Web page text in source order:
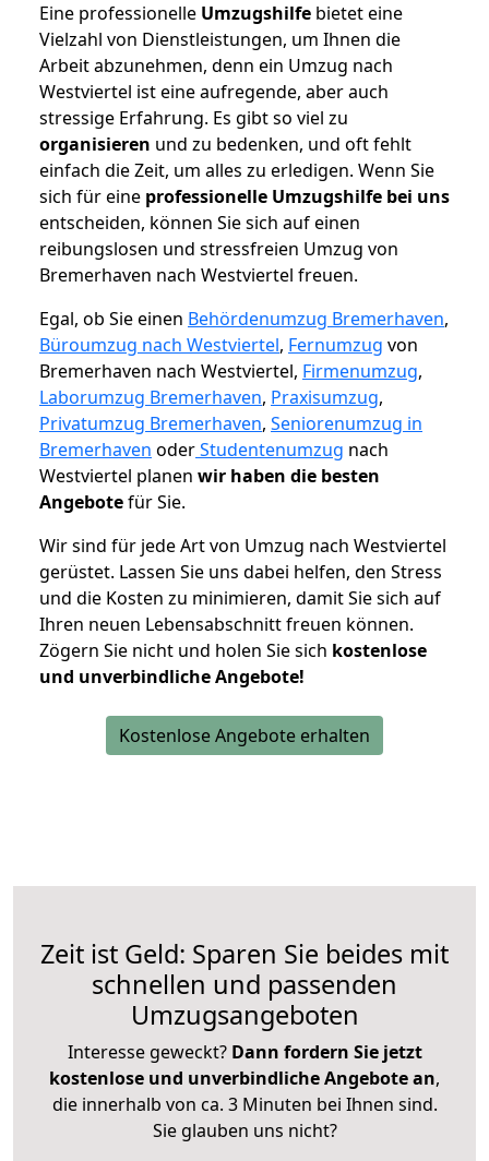
Eine professionelle Umzugshilfe bietet eine
Vielzahl von Dienstleistungen, um Ihnen die
Arbeit abzunehmen, denn ein Umzug nach
Westviertel ist eine aufregende, aber auch
stressige Erfahrung. Es gibt so viel zu
organisieren und zu bedenken, und oft fehlt
einfach die Zeit, um alles zu erledigen. Wenn Sie
sich für eine professionelle Umzugshilfe bei uns
entscheiden, können Sie sich auf einen
reibungslosen und stressfreien Umzug von
Bremerhaven nach Westviertel freuen.
Egal, ob Sie einen Behördenumzug Bremerhaven,
Büroumzug nach Westviertel, Fernumzug von
Bremerhaven nach Westviertel, Firmenumzug,
Laborumzug Bremerhaven, Praxisumzug,
Privatumzug Bremerhaven, Seniorenumzug in
Bremerhaven oderStudentenumzug nach
Westviertel planen wir haben die besten
Angebotefür Sie.
Wir sind für jede Art von Umzug nach Westviertel
gerüstet. Lassen Sie uns dabei helfen, den Stress
und die Kosten zu minimieren, damit Sie sich auf
Ihren neuen Lebensabschnitt freuen können.
Zögern Sie nicht und holen Sie sich kostenlose
und unverbindliche Angebote!
Kostenlose Angebote erhalten
Zeit ist Geld: Sparen Sie beides mit
schnellen und passenden
Umzugsangeboten
Interesse geweckt? Dann fordern Sie jetzt
kostenlose und unverbindliche Angebote an,
die innerhalb von ca. 3 Minuten bei Ihnen sind.
Sie glauben uns nicht?